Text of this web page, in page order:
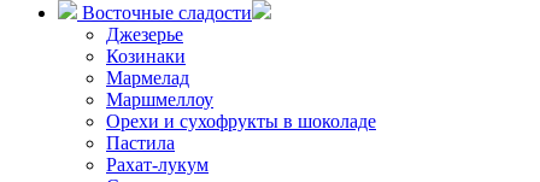
Восточные сладости
Джезерье
Козинаки
Мармелад
Маршмеллоу
Орехи и сухофрукты в шоколаде
Пастила
Рахат-лукум